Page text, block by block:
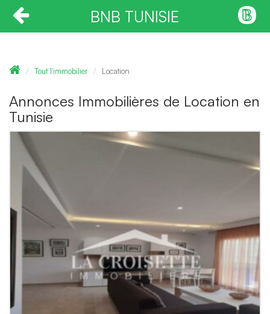
BNB TUNISIE
Tout l'immobilier Location
Annonces Immobilières de Location en
Tunisie